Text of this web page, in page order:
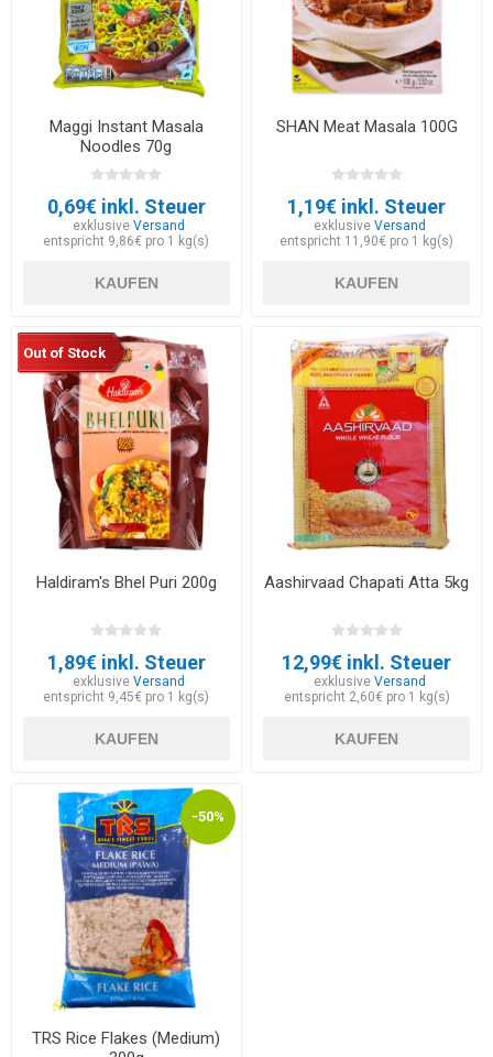
Maggi Instant Masala
Noodles 70g
0,69€ inkl. Steuer
exklusiveVersand
entspricht 9,86€ pro 1 kg(s)
KAUFEN
SHAN Meat Masala 100G
1,19€ inkl. Steuer
exklusive Versand
entspricht 11,90€ pro 1 kg(s)
KAUFEN
Out of Stock
Haldiram's Bhel Puri 200g
1,89€ inkl. Steuer
exklusiveVersand
entspricht 9,45€ pro 1 kg(s)
KAUFEN
Aashirvaad Chapati Atta 5kg
12,99€ inkl. Steuer
exklusive Versand
entspricht 2,60€ pro 1 kg(s)
KAUFEN
-50%
TRS Rice Flakes (Medium)